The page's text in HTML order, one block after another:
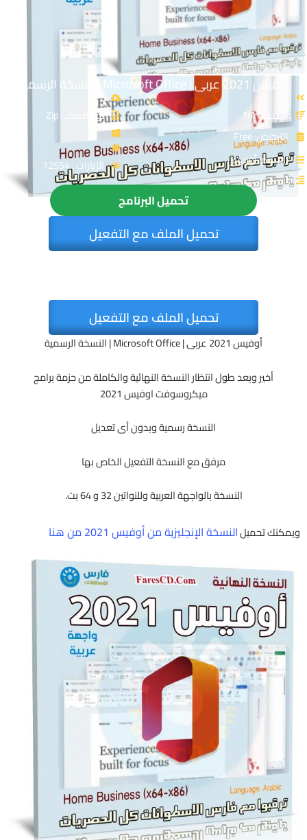
أوفيس 2021 عربى | Microsoft Office | النسخة الرسمية
الإصدار: NA
الترخيص: Free
القسم: أوفيس
نوع الملف: Zip
الزيارات : 12554
تحميل البرنامج
تحميل الملف مع التفعيل
تحميل الملف مع التفعيل
أوفيس 2021 عربى | Microsoft Office | النسخة الرسمية
أخير وبعد طول انتظار النسخة النهائية والكاملة من حزمة برامج
ميكروسوفت اوفيس 2021
النسخة رسمية وبدون أى تعديل
مرفق مع النسخة التفعيل الخاص بها
النسخة بالواجهة العربية وللنواتين 32 و 64 بت.
ويمكنك تحميلالنسخة الإنجليزية من أوفيس 2021 من هنا